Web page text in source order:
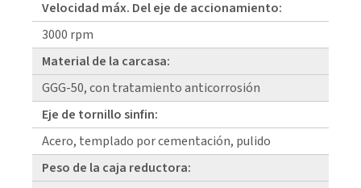
Velocidad máx. Del eje de accionamiento:
3000 rpm
Material de la carcasa:
GGG-50, con tratamiento anticorrosión
Eje de tornillo sinfin:
Acero, templado por cementación, pulido
Peso de la caja reductora: